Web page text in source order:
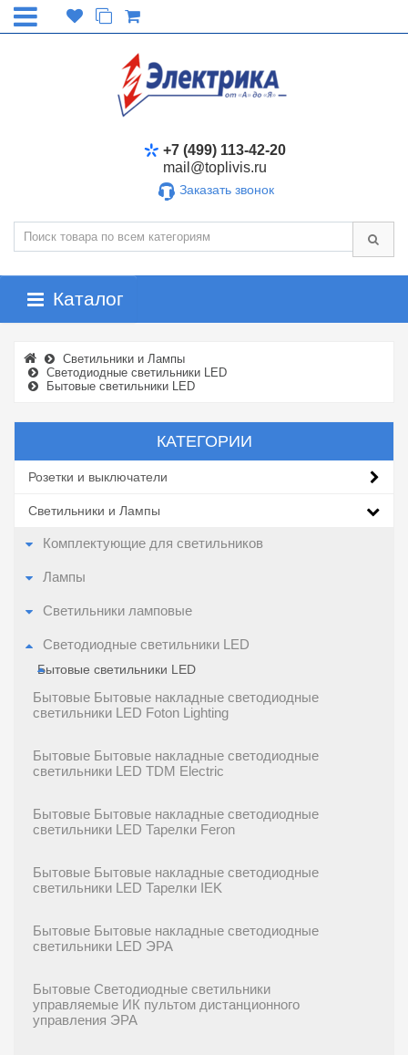
+7 (499) 113-42-20
mail@toplivis.ru
Заказать звонок
Каталог
Светильники и Лампы
Светодиодные светильники LED
Бытовые светильники LED
КАТЕГОРИИ
Розетки и выключатели
Светильники и Лампы
Комплектующие для светильников
Лампы
Светильники ламповые
Светодиодные светильники LED
Бытовые светильники LED
Бытовые Бытовые накладные светодиодные
светильники LED Foton Lighting
Бытовые Бытовые накладные светодиодные
светильники LED TDM Electric
Бытовые Бытовые накладные светодиодные
светильники LED Тарелки Feron
Бытовые Бытовые накладные светодиодные
светильники LED Тарелки IEK
Бытовые Бытовые накладные светодиодные
светильники LED ЭРА
Бытовые Светодиодные светильники
управляемые ИК пультом дистанционного
управления ЭРА